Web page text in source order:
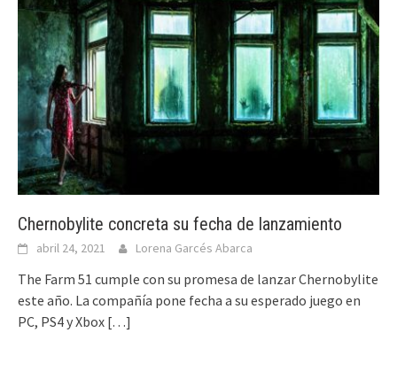
Chernobylite concreta su fecha de lanzamiento
abril 24, 2021 Lorena Garcés Abarca
The Farm 51 cumple con su promesa de lanzar Chernobylite
este año. La compañía pone fecha a su esperado juego en
PC, PS4 y Xbox […]